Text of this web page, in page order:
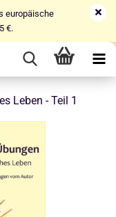
europäische
€.
Leben - Teil 1